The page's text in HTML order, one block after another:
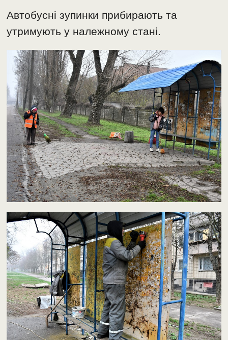
Автобусні зупинки прибирають та
утримують у належному стані.